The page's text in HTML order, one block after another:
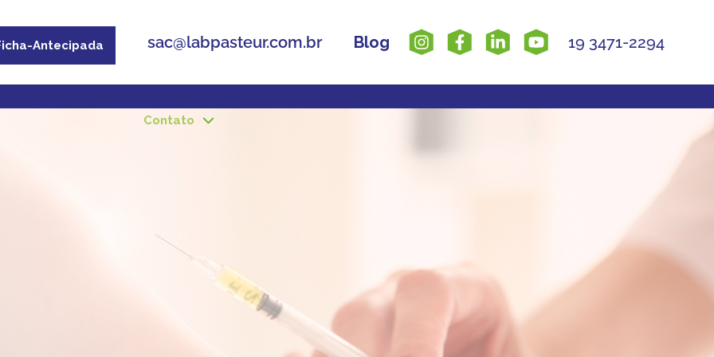
Antecipada sac@labpasteur.com.br Blog 19 3471-2294
Contato